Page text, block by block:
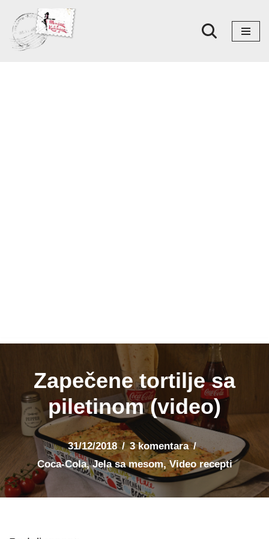
Skoči
na
Zapečene tortilje sa
piletinom (video)
31/12/2018
3 komentara
Coca-Cola,Jela sa mesom,Video recepti